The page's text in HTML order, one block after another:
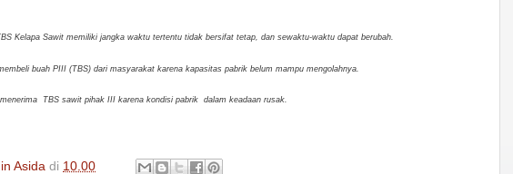
Kelapa Sawit memiliki jangka waktu tertentu tidak bersifat tetap, dan sewaktu-waktu dapat berubah.
buah PIII (TBS) dari masyarakat karena kapasitas pabrik belum mampu mengolahnya.
TBS sawit pihak III karena kondisi pabrik dalam keadaan rusak.
Asida di 10.00